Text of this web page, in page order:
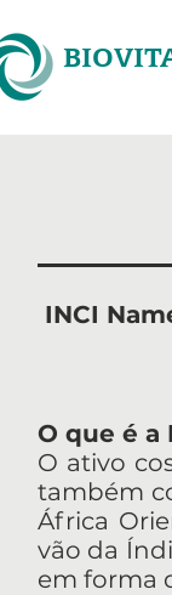
INCI
O que é a
O ativo
também
África
vão da
em forma